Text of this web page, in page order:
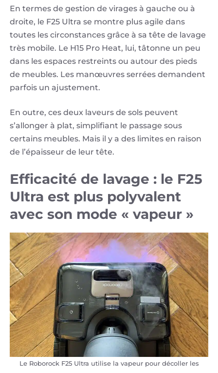
En termes de gestion de virages à gauche ou à
droite, le F25 Ultra se montre plus agile dans
toutes les circonstances grâce à sa tête de lavage
très mobile. Le H15 Pro Heat, lui, tâtonne un peu
dans les espaces restreints ou autour des pieds
de meubles. Les manœuvres serrées demandent
parfois un ajustement.
En outre, ces deux laveurs de sols peuvent
s’allonger à plat, simplifiant le passage sous
certains meubles. Mais il y a des limites en raison
de l’épaisseur de leur tête.
Efficacité de lavage : le F25
Ultra est plus polyvalent
avec son mode « vapeur »
Le Roborock F25 Ultra utilise la vapeur pour décoller les